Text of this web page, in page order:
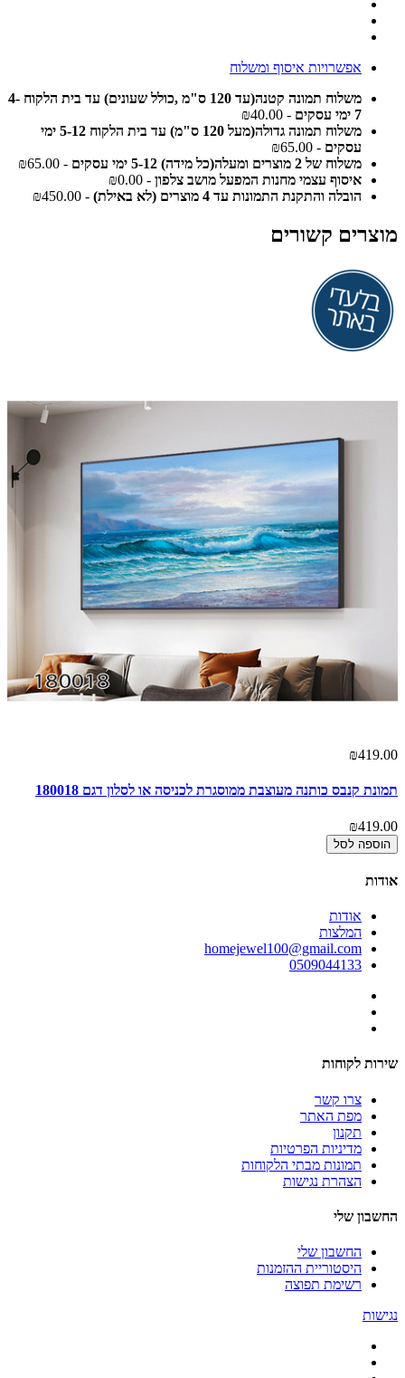
אפשרויות איסוף ומשלוח
משלוח תמונה קטנה(עד 120 ס"מ ,כולל שעונים) עד בית הלקוח 4-
7 ימי עסקים
- ₪40.00
משלוח תמונה גדולה(מעל 120 ס"מ) עד בית הלקוח 5-12 ימי
עסקים - ₪65.00
משלוח של 2 מוצרים ומעלה(כל מידה) 5-12 ימי עסקים
- ₪65.00
איסוף עצמי מחנות המפעל מושב צלפון - ₪0.00
הובלה והתקנת התמונות עד 4 מוצרים (לא באילת)
- ₪450.00
מוצרים קשורים
₪419.00
תמונת קנבס כותנה מעוצבת ממוסגרת לכניסה או לסלון דגם 180018
₪419.00
הוספה לסל
אודות
אודות
המלצות
homejewel100@gmail.com
0509044133
שירות לקוחות
צרו קשר
מפת האתר
תקנון
מדיניות הפרטיות
תמונות מבתי הלקוחות
הצהרת נגישות
החשבון שלי
החשבון שלי
היסטוריית ההזמנות
רשימת תפוצה
נגישות